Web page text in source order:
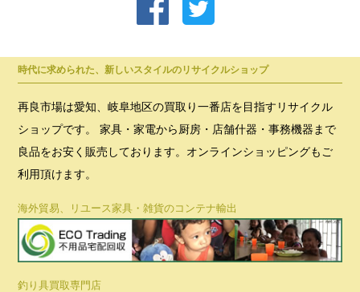
時代に求められた、新しいスタイルのリサイクルショップ
再良市場は愛知、岐阜地区の買取り一番店を目指すリサイクル
ショップです。 家具・家電から厨房・店舗什器・事務機器まで
良品をお安く販売しております。オンラインショッピングもご
利用頂けます。
海外貿易、リユース家具・雑貨のコンテナ輸出
釣り具買取専門店